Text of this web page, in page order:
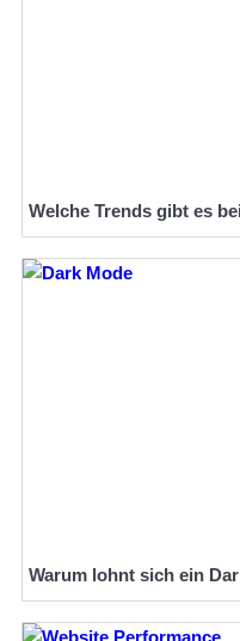
Welche Trends gibt es
Warum lohnt sich ein